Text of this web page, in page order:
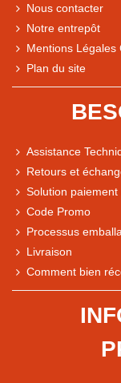
Nous contacter
Notre entrepôt
Mentions Légales
Plan du site
Assistance
Retours et
Solution paiement
Code Promo
Processus
Livraison
Comment bien